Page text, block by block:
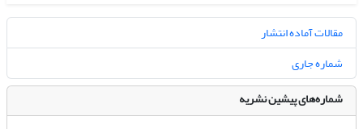
مقالات آماده انتشار
شماره جاری
شماره‌های پیشین نشریه